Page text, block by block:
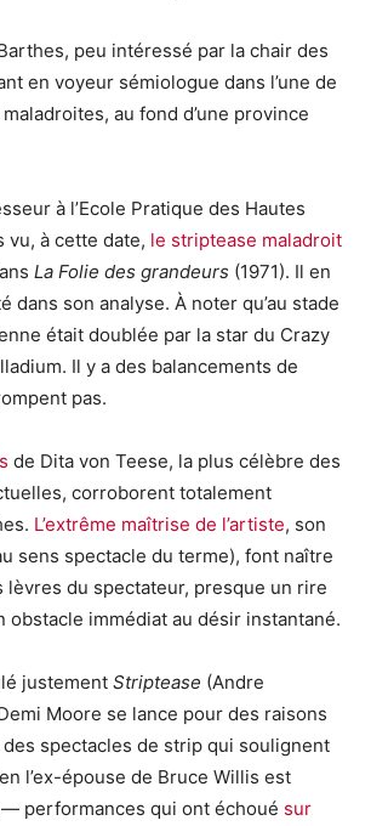
peu intéressé par la chair des
en voyeur sémiologue dans l’une de
au fond d’une province
à l’Ecole Pratique des Hautes
vu, à cette date, le striptease maladroit
La Folie des grandeurs (1971). Il en
dans son analyse. À noter qu’au stade
était doublée par la star du Crazy
Il y a des balancements de
pas.
de Dita von Teese, la plus célèbre des
corroborent totalement
L’extrême maîtrise de l’artiste, son
sens spectacle du terme), font naître
lèvres du spectateur, presque un rire
immédiat au désir instantané.
justement Striptease (Andre
Moore se lance pour des raisons
spectacles de strip qui soulignent
l’ex-épouse de Bruce Willis est
performances qui ont échoué sur